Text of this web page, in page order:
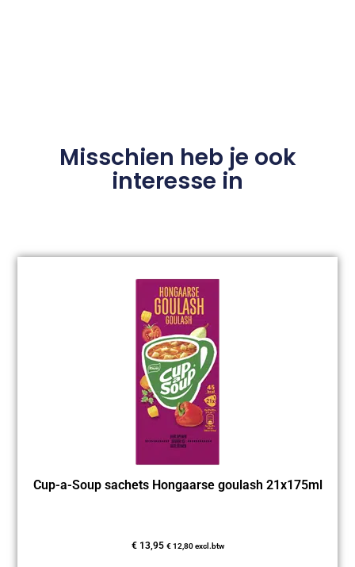
Misschien heb je ook
interesse in
Cup-a-Soup sachets Hongaarse goulash 21x175ml
€13,95 €12,80excl.btw